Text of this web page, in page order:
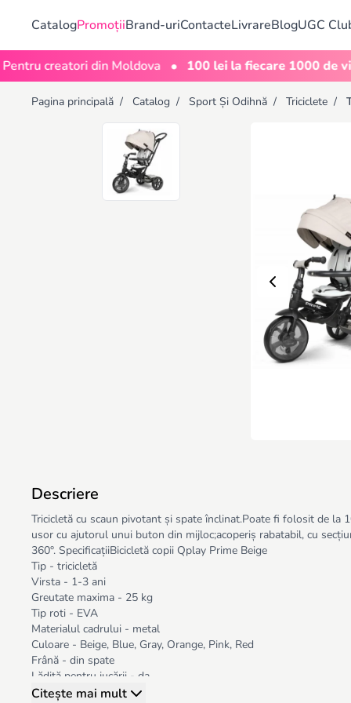
CatalogPromoțiiBrand-uriContacteLivrareBlogUGC
creatori din Moldova • 100 lei la fiecare 1000 de
Pagina principală / Catalog / Sport Și Odihnă / Triciclete /
Descriere
Tricicletă cu scaun pivotant și spate înclinat.Poate fi folosit de la
usor cu ajutorul unui buton din mijloc;acoperiș rabatabil, cu
360°. SpecificațiiBicicletă copii Qplay Prime Beige
Tip - tricicletă
Virsta - 1-3 ani
Greutate maxima - 25 kg
Tip roti - EVA
Materialul cadrului - metal
Culoare - Beige, Blue, Gray, Orange, Pink, Red
Frână - din spate
Lădiță pentru jucării - da
Mâner pentru părinți - da
Citește mai mult